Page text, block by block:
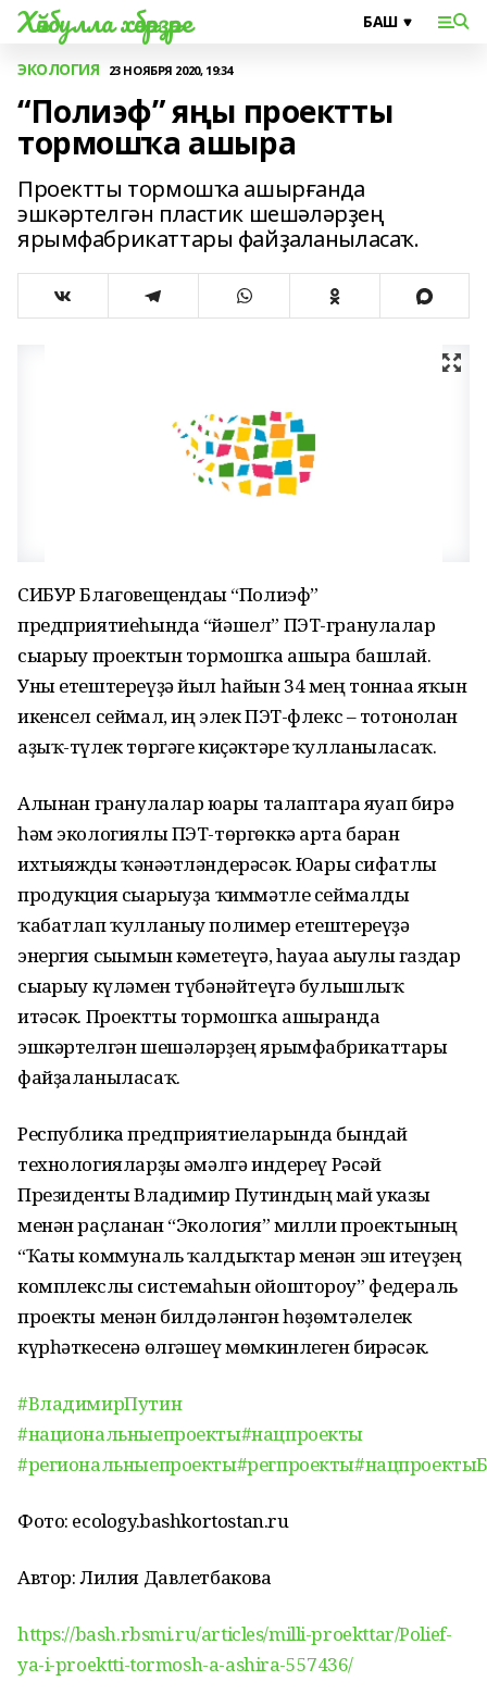
Хәйбулла хәбәрҙәре
ЭКОЛОГИЯ 23 НОЯБРЯ 2020, 19:34
“Полиэф” яңы проектты
тормошҡа ашыра
Проектты тормошҡа ашырғанда
эшкәртелгән пластик шешәләрҙең
ярымфабрикаттары файҙаланыласаҡ.
СИБУР Благовещендағы “Полиэф”
предприятиеһында “йәшел” ПЭТ-гранулалар
сығарыу проектын тормошҡа ашыра башлай.
Уны етештереүҙә йыл һайын 34 мең тоннаға яҡын
икенсел сеймал, иң элек ПЭТ-флекс – тотонолған
аҙыҡ-түлек төргәге киҫәктәре ҡулланыласаҡ.
Алынған гранулалар юғары талаптарға яуап бирә
һәм экологиялы ПЭТ-төргөккә арта барған
ихтыяжды ҡәнәғәтләндерәсәк. Юғары сифатлы
продукция сығарыуҙа ҡиммәтле сеймалды
ҡабатлап ҡулланыу полимер етештереүҙә
энергия сығымын кәметеүгә, һауаға ағыулы газдар
сығарыу күләмен түбәнәйтеүгә булышлыҡ
итәсәк. Проектты тормошҡа ашырғанда
эшкәртелгән шешәләрҙең ярымфабрикаттары
файҙаланыласаҡ.
Республика предприятиеларында бындай
технологияларҙы ғәмәлгә индереү Рәсәй
Президенты Владимир Путиндың май указы
менән раҫланған “Экология” милли проектының
“Ҡаты коммуналь ҡалдыҡтар менән эш итеүҙең
комплекслы системаһын ойоштороу” федераль
проекты менән билдәләнгән һөҙөмтәлелек
күрһәткесенә өлгәшеү мөмкинлеген бирәсәк.
#ВладимирПутин
#национальныепроекты#нацпроекты
#региональныепроекты#регпроекты
Фото: ecology.bashkortostan.ru
Автор: Лилия Давлетбакова
https://bash.rbsmi.ru/articles/milli-proekttar/Polief-
ya-i-proektti-tormosh-a-ashira-557436/